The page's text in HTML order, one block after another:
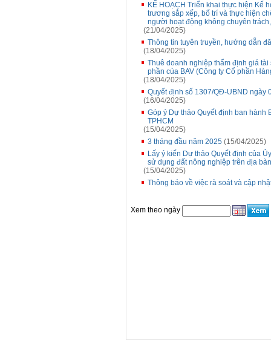
KẾ HOẠCH Triển khai thực hiện Kế
trương sắp xếp, bố trí và thực hiện
người hoạt động không chuyên
(21/04/2025)
Thông tin tuyên truyền, hướng dẫn
(18/04/2025)
Thuê doanh nghiệp thẩm định giá
phần của BAV (Công ty Cổ phần
(18/04/2025)
Quyết định số 1307/QĐ-UBND ngày
(16/04/2025)
Góp ý Dự thảo Quyết định ban hành
TPHCM
(15/04/2025)
3 tháng đầu năm 2025 (15/04/2025)
Lấy ý kiến Dự thảo Quyết định của
sử dụng đất nông nghiệp trên địa
(15/04/2025)
Thông báo về việc rà soát và cập
Xem theo ngày